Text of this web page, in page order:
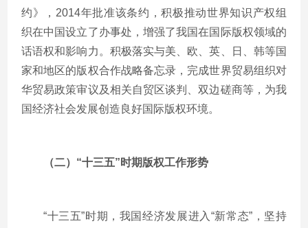
约》，2014年批准该条约，积极推动世界知识产权组
织在中国设立了办事处，增强了我国在国际版权领域的
话语权和影响力。积极落实与美、欧、英、日、韩等国
家和地区的版权合作战略备忘录，完成世界贸易组织对
华贸易政策审议及相关自贸区谈判、双边磋商等，为我
国经济社会发展创造良好国际版权环境。
（二）“十三五”时期版权工作形势
“十三五”时期，我国经济发展进入“新常态”，坚持